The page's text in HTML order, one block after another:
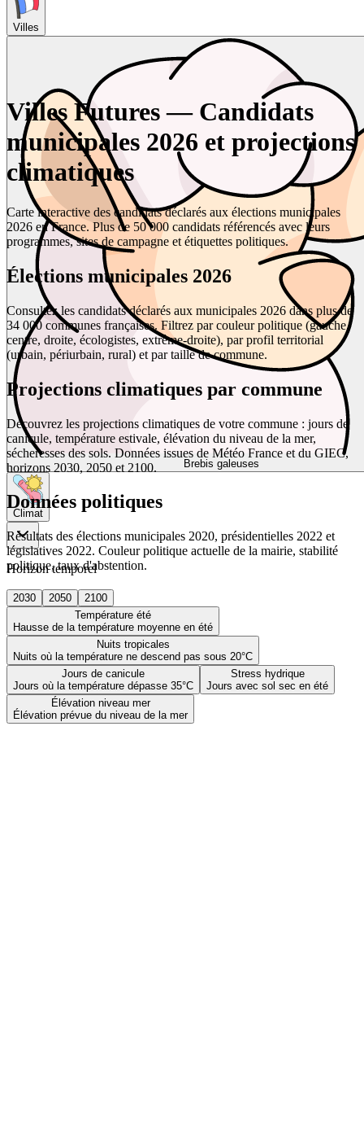
Villes
Brebis galeuses
Climat
Horizon temporel
2030 2050
2100
Température été
Hausse de la température moyenne en été
Nuits tropicales
Nuits où la température ne descend pas sous 20°C
Jours de canicule
Jours où la température dépasse 35°C
Stress hydrique
Jours avec sol sec en été
Élévation niveau mer
Élévation prévue du niveau de la mer
Villes Futures — Candidats
municipales 2026 et projections
climatiques
Carte interactive des candidats déclarés aux élections municipales
2026 en France. Plus de 50 000 candidats référencés avec leurs
programmes, sites de campagne et étiquettes politiques.
Élections municipales 2026
Consultez les candidats déclarés aux municipales 2026 dans plus de
34 000 communes françaises. Filtrez par couleur politique (gauche,
centre, droite, écologistes, extrême-droite), par profil territorial
(urbain, périurbain, rural) et par taille de commune.
Projections climatiques par commune
Découvrez les projections climatiques de votre commune : jours de
canicule, température estivale, élévation du niveau de la mer,
sécheresses des sols. Données issues de Météo France et du GIEC,
horizons 2030, 2050 et 2100.
Données politiques
Résultats des élections municipales 2020, présidentielles 2022 et
législatives 2022. Couleur politique actuelle de la mairie, stabilité
politique, taux d'abstention.